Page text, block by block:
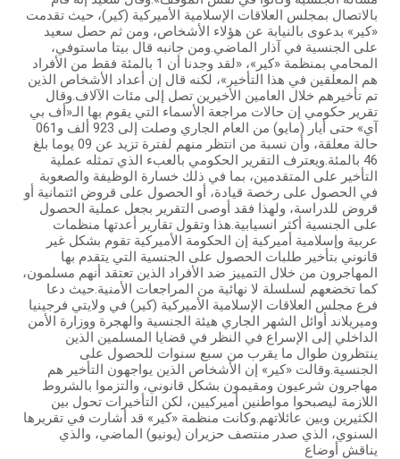
بالاتصال بمجلس العلاقات الإسلامية الأميركية (كير)، حيث تقدمت
«كير» بدعوى بالنيابة عن هؤلاء الأشخاص، ومن ثم حصل سعيد
على الجنسية في آذار الماضي.ومن جانبه قال بيتا ماستوفي،
المحامي بمنظمة «كير»، «لقد وجدنا أن 1 بالمئة فقط من الأفراد
هم المعلقين في هذا التأخير»، لكنه قال إن أعداد الأشخاص الذين
تم تأخيرهم خلال العامين الأخيرين تصل إلى مئات الآلاف.وقال
تقرير حكومي إن حالات مراجعة الأسماء التي يقوم بها الـ«أف بي
آي» حتى أيار (مايو) من العام الجاري وصلت إلى 923 ألف و061
حالة معلقة، وأن نسبة من انتظر منهم لفترة تزيد عن 09 يوما بلغ
46 بالمئة.ويعترف التقرير الحكومي بالعبء الذي تمثله عملية
التأخير على المتقدمين، بما في ذلك خسارة الوظيفة والصعوبة
في الحصول على رخصة قيادة، أو الحصول على قروض ائتمانية أو
قروض للدراسة، ولهذا فقد أوصى التقرير بجعل عملية الحصول
على الجنسية أكثر انسيابية.هذا وتقول تقارير أعدتها منظمات
عربية وإسلامية أميركية إن الحكومة الأميركية تقوم بشكل غير
قانوني بتأخير طلبات الحصول على الجنسية التي يتقدم بها
المهاجرون من خلال التمييز ضد الأفراد الذين تعتقد أنهم مسلمون،
كما تخضعهم لسلسلة لا نهائية من المراجعات الأمنية.حيث دعا
فرع مجلس العلاقات الإسلامية الأميركية (كير) في ولايتي فرجينيا
وميريلاند أوائل الشهر الجاري هيئة الجنسية والهجرة ووزارة الأمن
الداخلي إلى الإسراع في النظر في قضايا المسلمين الذين
ينتظرون طوال ما يقرب من سبع سنوات للحصول على
الجنسية.وقالت «كير» إن الأشخاص الذين يواجهون التأخير هم
مهاجرون شرعيون ومقيمون بشكل قانوني، والتزموا بالشروط
اللازمة ليصبحوا مواطنين أميركيين، لكن التأخيرات تحول بين
الكثيرين وبين عائلاتهم.وكانت منظمة «كير» قد أشارت في تقريرها
السنوي، الذي صدر منتصف حزيران (يونيو) الماضي، والذي
يناقش أوضاع